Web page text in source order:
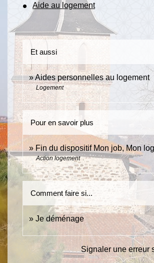
Aide au logement
Et aussi
Aides personnelles au logement
Logement
Pour en savoir plus
Fin du dispositif Mon job, Mon
Action logement
Comment faire si...
Je déménage
Signaler une erreur